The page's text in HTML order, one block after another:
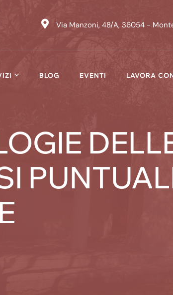
Via Manzoni, 48/A, 36054 -
BLOG EVENTI LAVORA